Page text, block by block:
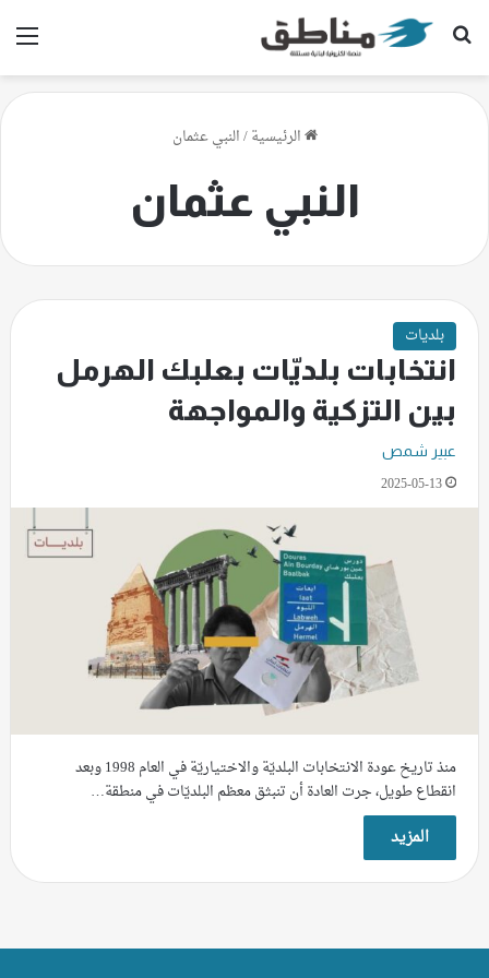
بحث عن
الرئيسية/النبي عثمان
النبي عثمان
بلديات
انتخابات بلديّات بعلبك الهرمل
بين التزكية والمواجهة
عبير شمص
2025-05-13
منذ تاريخ عودة الانتخابات البلديّة والاختياريّة في العام 1998 وبعد
انقطاع طويل، جرت العادة أن تنبثق معظم البلديّات في منطقة…
المزيد